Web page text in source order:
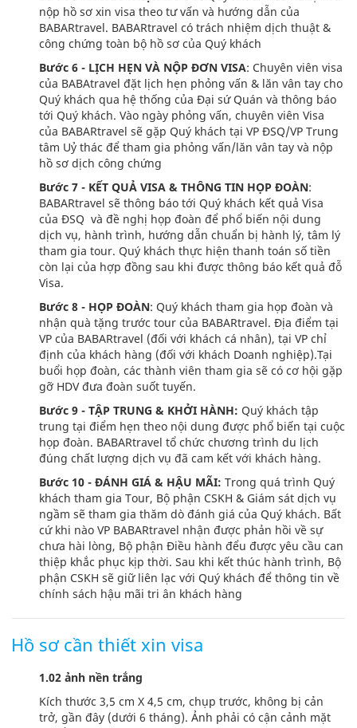
nộp hồ sơ xin visa theo tư vấn và hướng dẫn của
BABARtravel. BABARtravel có trách nhiệm dịch thuật &
công chứng toàn bộ hồ sơ của Quý khách
Bước 6 - LỊCH HẸN VÀ NỘP ĐƠN VISA: Chuyên viên visa
của BABAtravel đặt lịch hẹn phỏng vấn & lăn vân tay cho
Quý khách qua hệ thống của Đại sứ Quán và thông báo
tới Quý khách. Vào ngày phỏng vấn, chuyên viên Visa
của BABARtravel sẽ gặp Quý khách tại VP ĐSQ/VP Trung
tâm Uỷ thác để tham gia phỏng vấn/lăn vân tay và nộp
hồ sơ dịch công chứng
Bước 7 - KẾT QUẢ VISA & THÔNG TIN HỌP ĐOÀN:
BABARtravel sẽ thông báo tới Quý khách kết quả Visa
của ĐSQ và đề nghị họp đoàn để phổ biến nội dung
dịch vụ, hành trình, hướng dẫn chuẩn bị hành lý, tâm lý
tham gia tour. Quý khách thực hiện thanh toán số tiền
còn lại của hợp đồng sau khi được thông báo kết quả đỗ
Visa.
Bước 8 - HỌP ĐOÀN: Quý khách tham gia họp đoàn và
nhận quà tặng trước tour của BABARtravel. Địa điểm tại
VP của BABARtravel (đối với khách cá nhân), tại VP chỉ
định của khách hàng (đối với khách Doanh nghiệp).Tại
buổi họp đoàn, các thành viên tham gia sẽ có cơ hội gặp
gỡ HDV đưa đoàn suốt tuyến.
Bước 9 - TẬP TRUNG & KHỞI HÀNH: Quý khách tập
trung tại điểm hẹn theo nội dung được phổ biến tại cuộc
họp đoàn. BABARtravel tổ chức chương trình du lịch
đúng chất lượng dịch vụ đã cam kết với khách hàng.
Bước 10 - ĐÁNH GIÁ & HẬU MÃI: Trong quá trình Quý
khách tham gia Tour, Bộ phận CSKH & Giám sát dịch vụ
ngầm sẽ tham gia thăm dò đánh giá của Quý khách. Bất
cứ khi nào VP BABARtravel nhận được phản hồi về sự
chưa hài lòng, Bộ phận Điều hành đểu được yêu cầu can
thiệp khắc phục kịp thời. Sau khi kết thúc hành trình, Bộ
phận CSKH sẽ giữ liên lạc với Quý khách để thông tin về
chính sách hậu mãi tri ân khách hàng
Hồ sơ cần thiết xin visa
1.02 ảnh nền trắng
Kích thước 3,5 cm X 4,5 cm, chụp trước, không bị cản
trở, gần đây (dưới 6 tháng). Ảnh phải có cận cảnh mặt